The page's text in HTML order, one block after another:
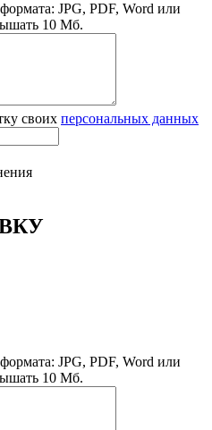
JPG, PDF, Word или
10 Мб.
своих персональных данных
JPG, PDF, Word или
10 Мб.